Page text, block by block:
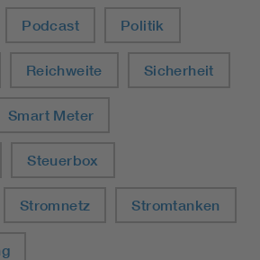
Podcast Politik
Reichweite Sicherheit
Smart Meter
Steuerbox
Stromnetz Stromtanken